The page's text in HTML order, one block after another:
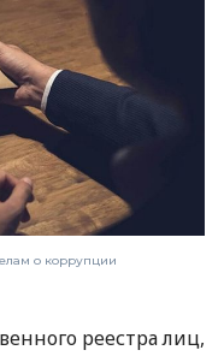
о коррупции
реестра лиц,